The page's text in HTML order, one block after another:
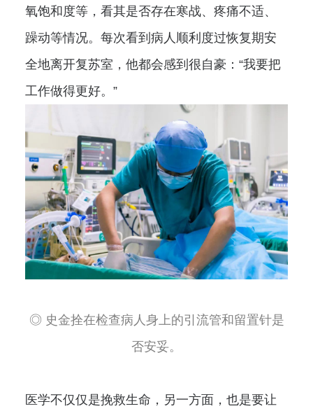
氧饱和度等，看其是否存在寒战、疼痛不适、
躁动等情况。每次看到病人顺利度过恢复期安
全地离开复苏室，他都会感到很自豪：“我要把
工作做得更好。”
◎ 史金拴在检查病人身上的引流管和留置针是
否安妥。
医学不仅仅是挽救生命，另一方面，也是要让